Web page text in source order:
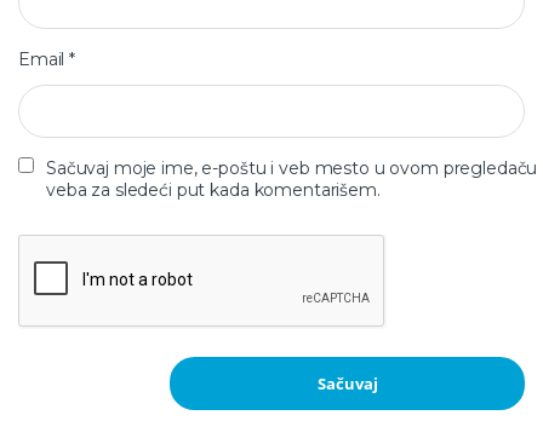
Email*
Sačuvaj moje ime, e-poštu i veb mesto u ovom pregledaču
veba za sledeći put kada komentarišem.